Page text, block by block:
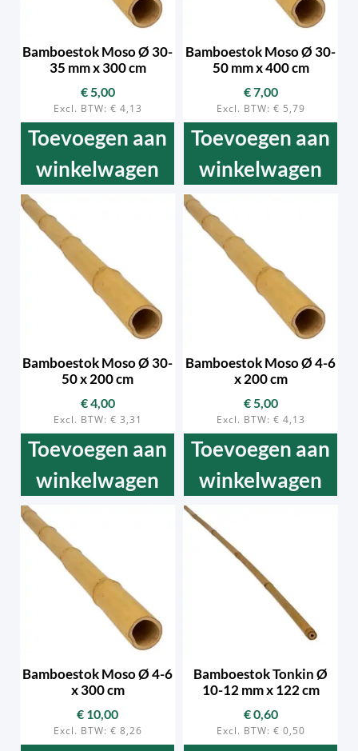
Bamboestok Moso Ø 30-
35 mm x 300 cm
€5,00
Excl. BTW: € 4,13
Toevoegen aan
winkelwagen
Bamboestok Moso Ø 30-
50 mm x 400 cm
€7,00
Excl. BTW: € 5,79
Toevoegen aan
winkelwagen
Bamboestok Moso Ø 30-
50 x 200 cm
€4,00
Excl. BTW: € 3,31
Toevoegen aan
winkelwagen
Bamboestok Moso Ø 4-6
x 200 cm
€5,00
Excl. BTW: € 4,13
Toevoegen aan
winkelwagen
Bamboestok Moso Ø 4-6
x 300 cm
€ 10,00
Excl. BTW: € 8,26
Bamboestok Tonkin Ø
10-12 mm x 122 cm
€0,60
Excl. BTW: € 0,50